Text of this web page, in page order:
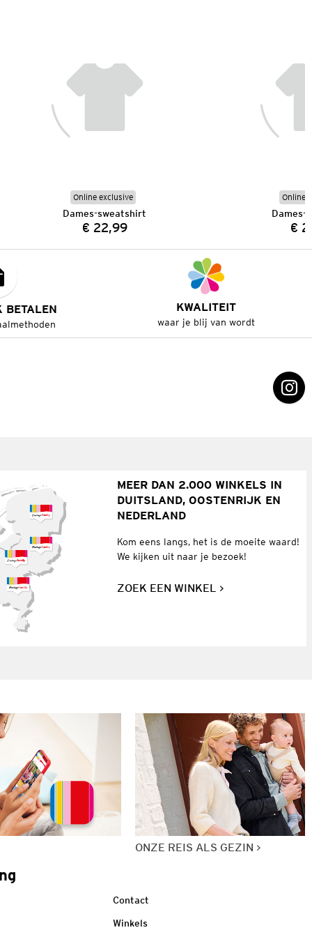
Online exclusive
Dames-sweatshirt
Prijs:
€ 22,99
Online
Dames-
€
BETALEN KWALITEIT
waar je blij van wordt
MEER DAN 2.000 WINKELS IN
DUITSLAND, OOSTENRIJK EN
NEDERLAND
Kom eens langs, het is de moeite waard!
We kijken uit naar je bezoek!
ZOEK EEN WINKEL
ONZE REIS ALS GEZIN
Contact
Winkels